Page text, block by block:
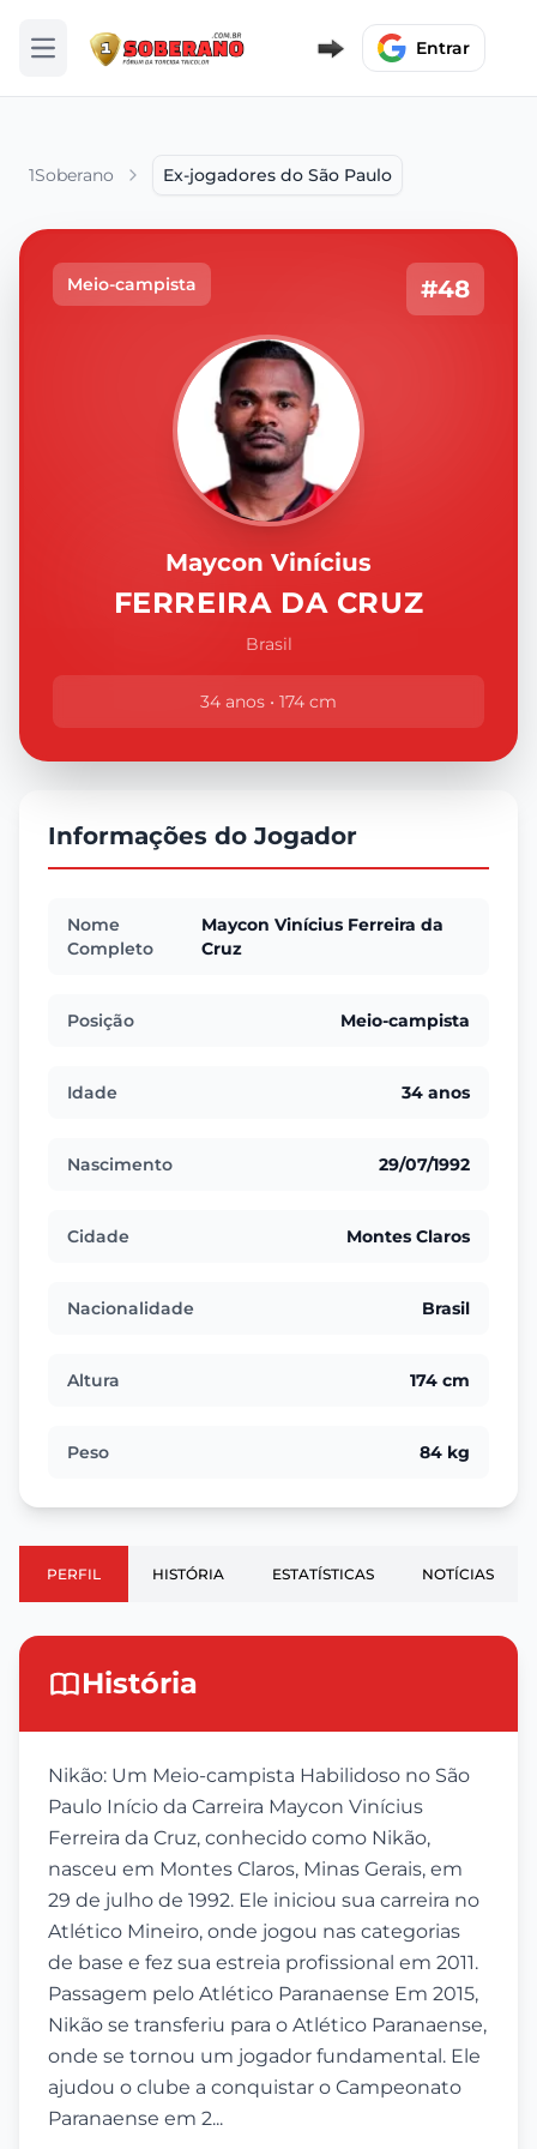
Abrir menu Entrar
1Soberano Ex-jogadores do São Paulo
Meio-campista #48
Maycon Vinícius
FERREIRA DA CRUZ
Brasil
34 anos • 174 cm
Informações do Jogador
Nome
Completo
Maycon Vinícius Ferreira da
Cruz
Posição Meio-campista
Idade 34 anos
Nascimento 29/07/1992
Cidade Montes Claros
Nacionalidade Brasil
Altura 174 cm
Peso 84 kg
PERFIL HISTÓRIA ESTATÍSTICAS NOTÍCIAS
História
Nikão: Um Meio-campista Habilidoso no São
Paulo Início da Carreira Maycon Vinícius
Ferreira da Cruz, conhecido como Nikão,
nasceu em Montes Claros, Minas Gerais, em
29 de julho de 1992. Ele iniciou sua carreira no
Atlético Mineiro, onde jogou nas categorias
de base e fez sua estreia profissional em 2011.
Passagem pelo Atlético Paranaense Em 2015,
Nikão se transferiu para o Atlético Paranaense,
onde se tornou um jogador fundamental. Ele
ajudou o clube a conquistar o Campeonato
Paranaense em 2...